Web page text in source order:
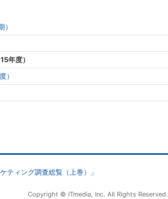
年度）
）
ティング調査総覧（上巻）」
Copyright © ITmedia, Inc. All Rights Reserved.